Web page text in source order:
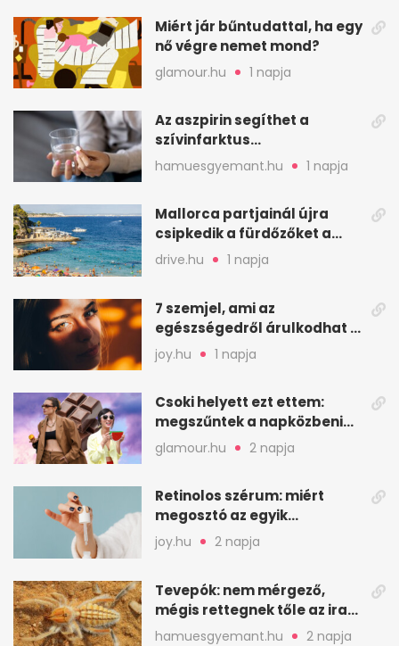
Miért jár bűntudattal, ha egy
nő végre nemet mond?
glamour.hu 1 napja
Az aszpirin segíthet a
szívinfarktus
megelőzésében, de nem
mindenkinek
hamuesgyemant.hu 1 napja
Mallorca partjainál újra
csipkedik a fürdőzőket a
halak a sekély vízben
drive.hu 1 napja
7 szemjel, ami az
egészségedről árulkodhat –
erre figyelj oda
joy.hu 1 napja
Csoki helyett ezt ettem:
megszűntek a napközbeni
nassolási rohamok
glamour.hu 2 napja
Retinolos szérum: miért
megosztó az egyik
leghatásosabb
öregedésgátló?
joy.hu 2 napja
Tevepók: nem mérgező,
mégis rettegnek tőle az iraki
sivatagban
hamuesgyemant.hu 2 napja